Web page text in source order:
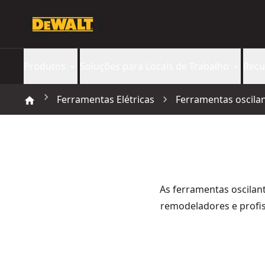
Ferramentas Elétricas Ferramentas
As ferramentas
remodeladores e